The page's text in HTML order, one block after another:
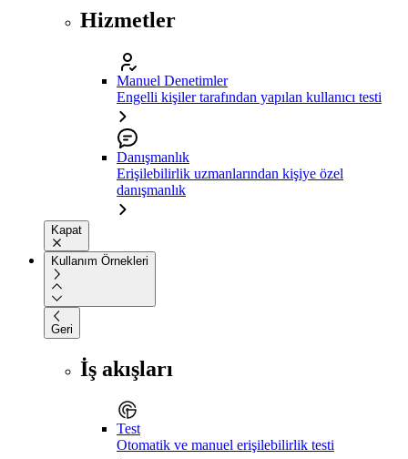
Hizmetler
Manuel Denetimler
Engelli kişiler tarafından yapılan kullanıcı testi
Danışmanlık
Erişilebilirlik uzmanlarından kişiye özel
danışmanlık
Kapat
Kullanım Örnekleri
Geri
İş akışları
Test
Otomatik ve manuel erişilebilirlik testi